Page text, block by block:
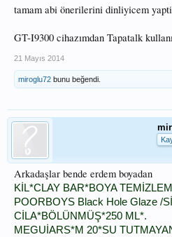
tamam abi önerilerini dinliyicem
GT-I9300 cihazımdan Tapatalk
21 Mayıs 2014
miroglu72 bunu beğendi.
Arkadaşlar bende erdem boyadan
KİL*CLAY BAR*BOYA
POORBOYS Black Hole Glaze /
CİLA*BÖLÜNMÜŞ*250 ML*.
MEGUİARS*M 20*SU